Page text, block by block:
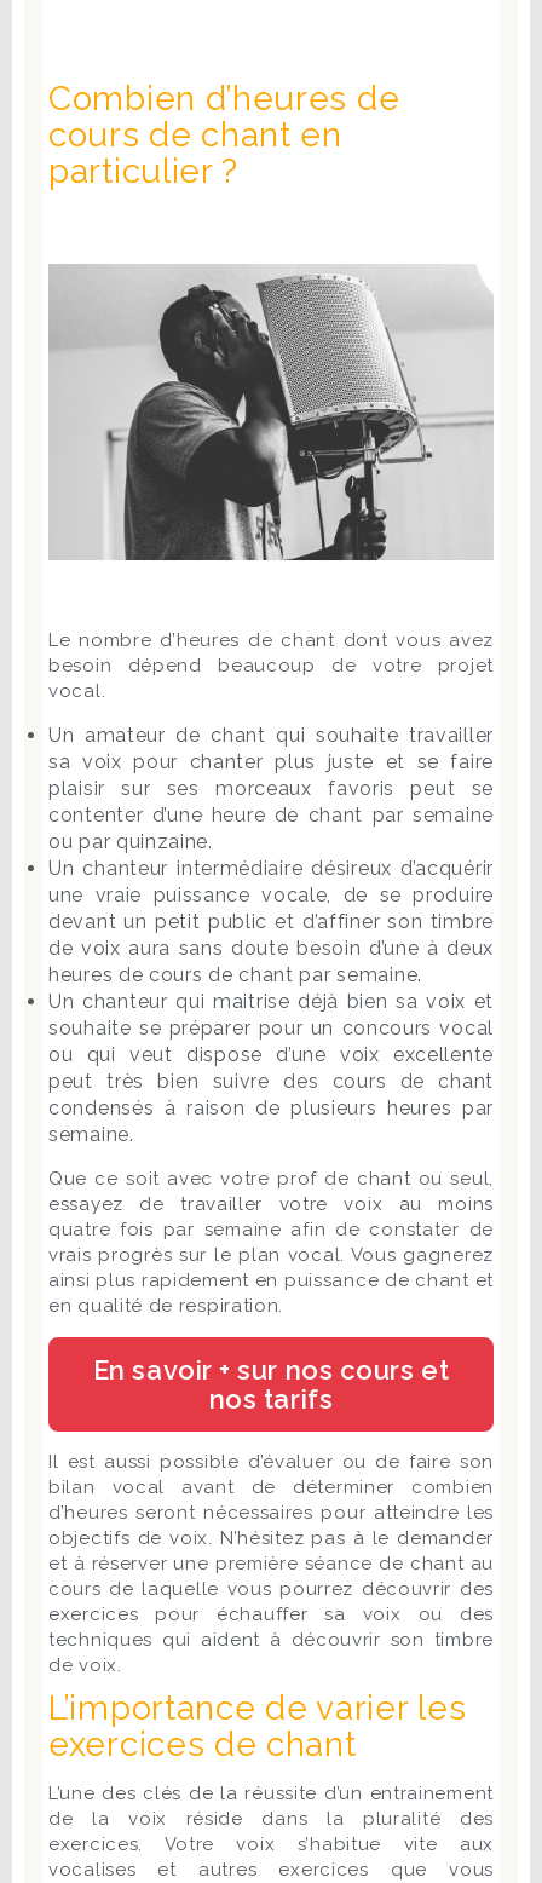
Combien d’heures de
cours de chant en
particulier ?
Le nombre d’heures de chant dont vous avez
besoin dépend beaucoup de votre projet
vocal.
Un amateur de chant qui souhaite travailler
sa voix pour chanter plus juste et se faire
plaisir sur ses morceaux favoris peut se
contenter d’une heure de chant par semaine
ou par quinzaine.
Un chanteur intermédiaire désireux d’acquérir
une vraie puissance vocale, de se produire
devant un petit public et d’affiner son timbre
de voix aura sans doute besoin d’une à deux
heures de cours de chant par semaine.
Un chanteur qui maitrise déjà bien sa voix et
souhaite se préparer pour un concours vocal
ou qui veut dispose d’une voix excellente
peut très bien suivre des cours de chant
condensés à raison de plusieurs heures par
semaine.
Que ce soit avec votre prof de chant ou seul,
essayez de travailler votre voix au moins
quatre fois par semaine afin de constater de
vrais progrès sur le plan vocal. Vous gagnerez
ainsi plus rapidement en puissance de chant et
en qualité de respiration.
En savoir + sur nos cours et
nos tarifs
Il est aussi possible d’évaluer ou de faire son
bilan vocal avant de déterminer combien
d’heures seront nécessaires pour atteindre les
objectifs de voix. N’hésitez pas à le demander
et à réserver une première séance de chant au
cours de laquelle vous pourrez découvrir des
exercices pour échauffer sa voix ou des
techniques qui aident à découvrir son timbre
de voix.
L’importance de varier les
exercices de chant
L’une des clés de la réussite d’un entrainement
de la voix réside dans la pluralité des
exercices. Votre voix s’habitue vite aux
vocalises et autres exercices que vous